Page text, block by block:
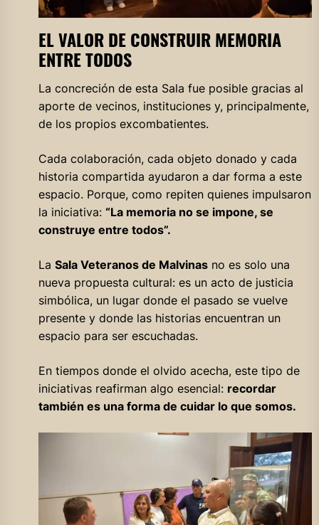
EL VALOR DE CONSTRUIR MEMORIA
ENTRE TODOS
La concreción de esta Sala fue posible gracias al
aporte de vecinos, instituciones y, principalmente,
de los propios excombatientes.
Cada colaboración, cada objeto donado y cada
historia compartida ayudaron a dar forma a este
espacio. Porque, como repiten quienes impulsaron
la iniciativa: “La memoria no se impone, se
construye entre todos”.
La Sala Veteranos de Malvinasno es solo una
nueva propuesta cultural: es un acto de justicia
simbólica, un lugar donde el pasado se vuelve
presente y donde las historias encuentran un
espacio para ser escuchadas.
En tiempos donde el olvido acecha, este tipo de
iniciativas reafirman algo esencial: recordar
también es una forma de cuidar lo que somos.